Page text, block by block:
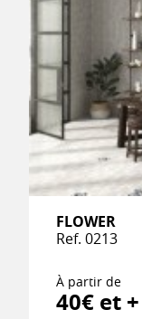
FLOWER
Ref. 0213
À partir de
40€ et +